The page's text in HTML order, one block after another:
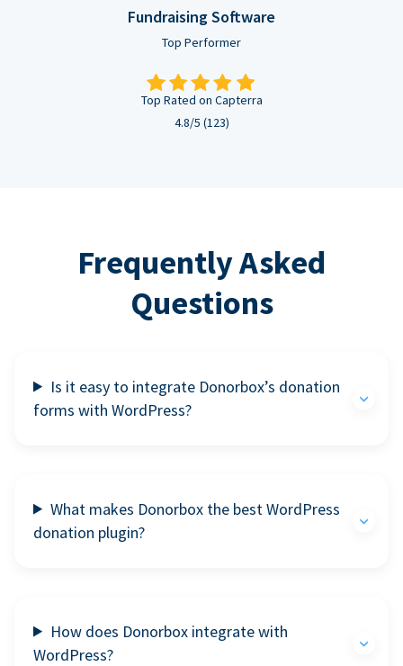
Fundraising Software
Top Performer
Top Rated on Capterra
4.8/5 (123)
Frequently Asked
Questions
Is it easy to integrate Donorbox’s donation
forms with WordPress?
What makes Donorbox the best WordPress
donation plugin?
How does Donorbox integrate with
WordPress?